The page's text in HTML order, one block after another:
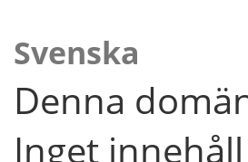
Svenska
Denna
Inget